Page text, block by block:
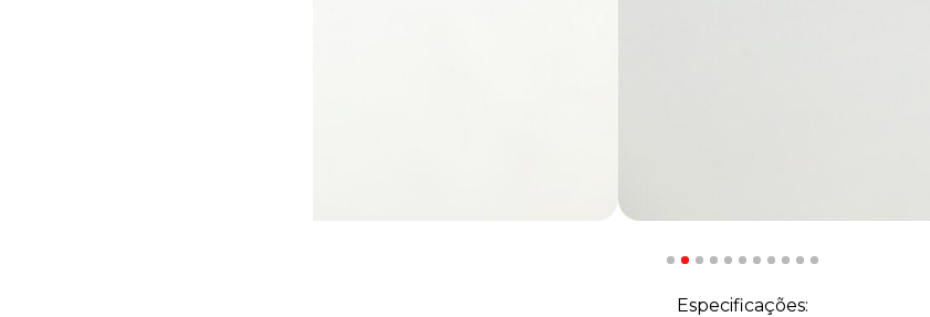
Especificações: